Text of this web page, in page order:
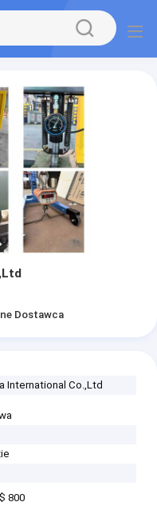
Dostawca
International Co.,Ltd
800